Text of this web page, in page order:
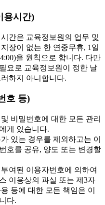
용시간)
간은 교육정보원의 업무 및
장이 없는 한 연중무휴, 1일
을 원칙으로 합니다. 다만
요로 교육정보원이 정한 날
하지 아니합니다.
호 등)
비밀번호에 대한 모든 관리
게 있습니다.
있는 경우를 제외하고는 이
호를 공유, 양도 또는 변경할
여된 이용자번호에 의하여
이용상의 과실 또는 제3자
등에 대한 모든 책임은 이
다.